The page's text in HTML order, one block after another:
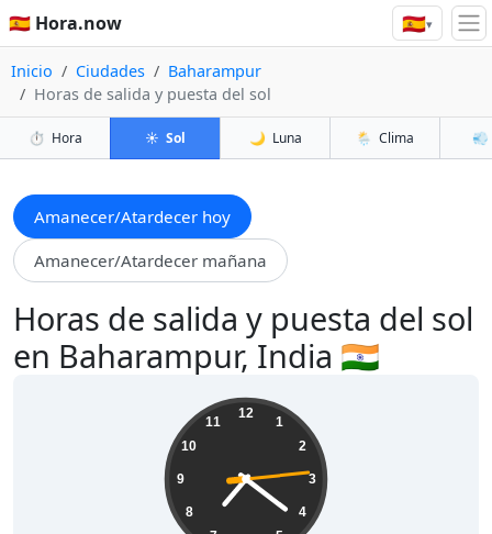
🇪🇸 Hora.now 🇪🇸▾
Inicio Ciudades
Baharampur
Horas de salida y puesta del sol
⏱️ Hora ☀️ Sol 🌙 Luna 🌦️ Clima 💨
Amanecer/Atardecer hoy
Amanecer/Atardecer mañana
Horas de salida y puesta del sol
en Baharampur, India 🇮🇳
12
1
2
3
4
8
9
10
11